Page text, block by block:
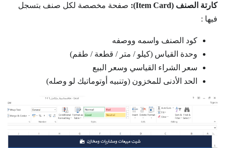
كارتة الصنف (Item Card):
صفحة مخصصة لكل صنف بتسجل
فيها :
كود الصنف واسمه ووصفه
وحدة القياس (كيلو / متر / قطعة / طقم)
سعر الشراء القياسي وسعر البيع
الحد الأدنى للمخزون (وتنبيه أوتوماتيك لو وصله)